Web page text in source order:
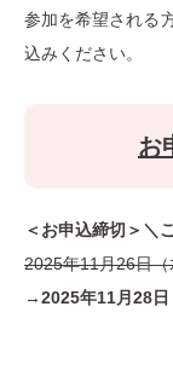
参加を希望される
込みください。
お
＜お申込締切＞＼
2025年11月26日（
→2025年11月28日